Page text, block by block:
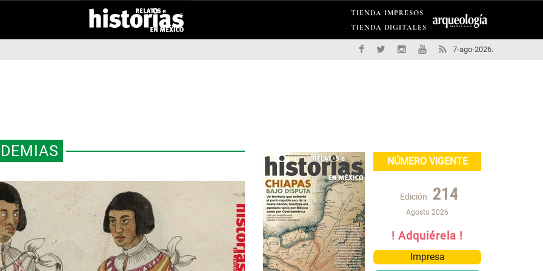
TIENDA IMPRESOS
TIENDA DIGITALES
7-ago-2026.
NÚMERO VIGENTE
Edición 214
Agosto 2026
! Adquiérela !
Impresa